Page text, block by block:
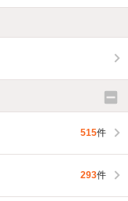
515件
293件